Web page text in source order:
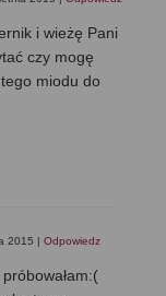
i wieżę Pani
czy mogę
miodu do
2015 | Odpowiedz